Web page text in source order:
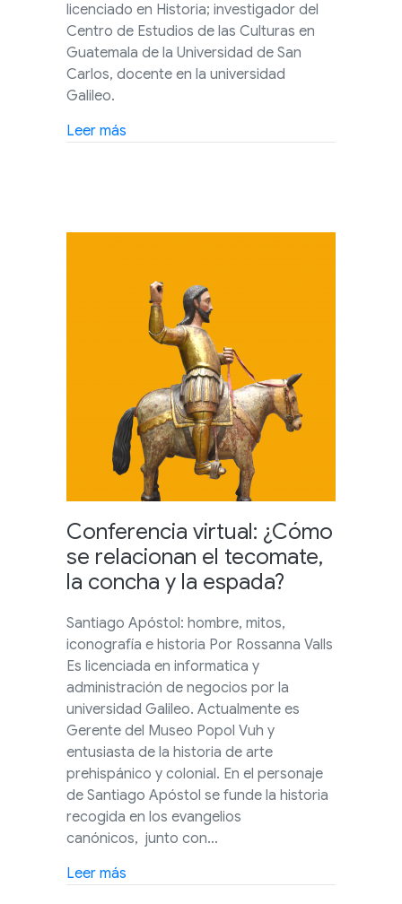
licenciado en Historia; investigador del
Centro de Estudios de las Culturas en
Guatemala de la Universidad de San
Carlos, docente en la universidad
Galileo.
Leer más
Conferencia virtual: ¿Cómo
se relacionan el tecomate,
la concha y la espada?
Santiago Apóstol: hombre, mitos,
iconografía e historia Por Rossanna Valls
Es licenciada en informatica y
administración de negocios por la
universidad Galileo. Actualmente es
Gerente del Museo Popol Vuh y
entusiasta de la historia de arte
prehispánico y colonial. En el personaje
de Santiago Apóstol se funde la historia
recogida en los evangelios
canónicos, junto con…
Leer más